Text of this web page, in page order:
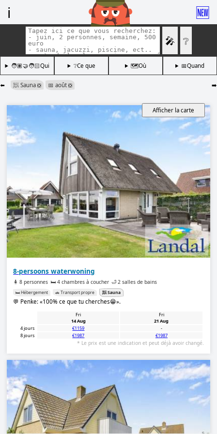
ℹ️ 🆕
🎤 ❔
🧑🏽‍🤝‍🧑🏻Qui ❔Ce que 🗺️Où 📅Quand
⬅️ ➡️
🧖 Sauna ❎ 📅 août ❎
Afficher la carte
8-persoons waterwoning
🧍 8 personnes 🛏️ 4 chambres à coucher 🛁 2 salles de bains
🛏️ Hébergement 🚗 Transport propre 🧖 Sauna
💬 Penke: 100% ce que tu cherches😁 .
Fri
14 Aug
Fri
21 Aug
4 jours
€1159
-
8 jours
€1987 €1987
* Le prix est une indication et peut déjà avoir changé.